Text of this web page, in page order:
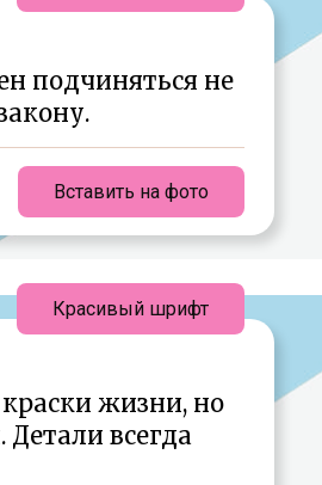
подчиняться не
Вставить на фото
жизни, но
всегда
Красивый шрифт